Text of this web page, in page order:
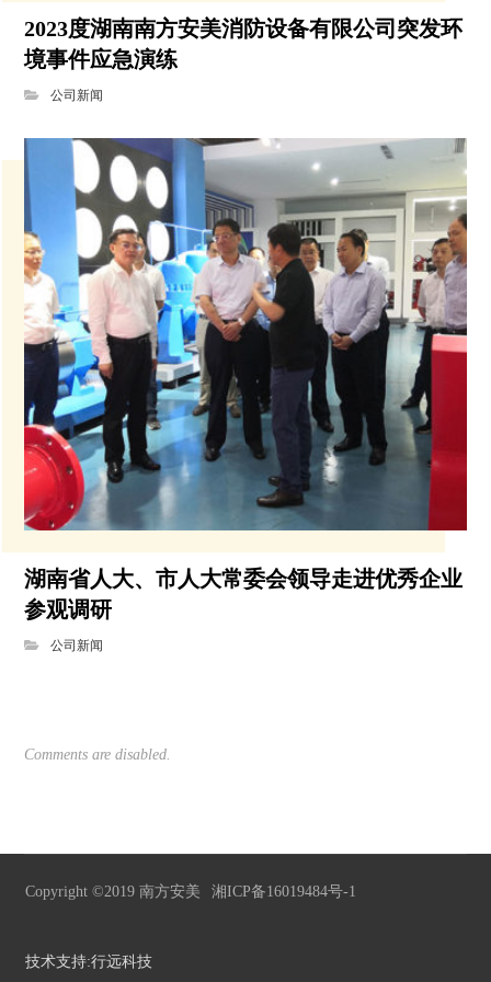
2023度湖南南方安美消防设备有限公司突发环
境事件应急演练
公司新闻
湖南省人大、市人大常委会领导走进优秀企业
参观调研
公司新闻
Comments are disabled.
Copyright ©2019 南方安美 湘ICP备16019484号-1
技术支持:行远科技